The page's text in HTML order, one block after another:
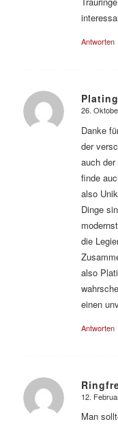
Antworten
sagte:
26.
Danke
der
auch
finde
also
Dinge
die
also
einen
Antworten
sagte:
12.
Man